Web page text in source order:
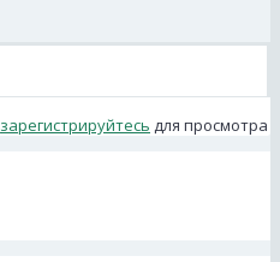
зарегистрируйтесь для просмотра